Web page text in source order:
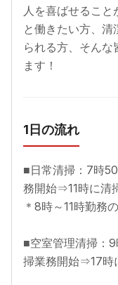
人を喜ばせること
と働きたい方、
られる方、そん
ます！
1日の流れ
■日常清掃：7時
務開始⇒11時に清
＊8時～11時勤務
■空室管理清掃：
掃業務開始⇒17時